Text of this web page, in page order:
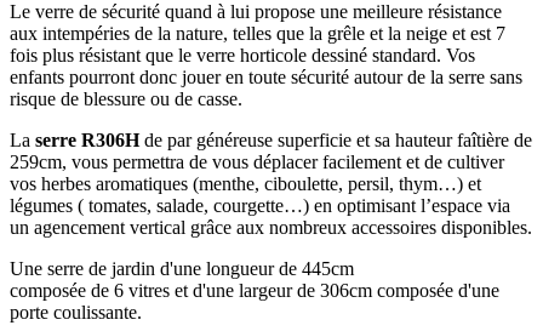
Le verre de sécurité quand à lui propose une meilleure résistance
aux intempéries de la nature, telles que la grêle et la neige et est 7
fois plus résistant que le verre horticole dessiné standard. Vos
enfants pourront donc jouer en toute sécurité autour de la serre sans
risque de blessure ou de casse.
La serre R306Hde par généreuse superficie et sa hauteur faîtière de
259cm, vous permettra de vous déplacer facilement et de cultiver
vos herbes aromatiques (menthe, ciboulette, persil, thym…) et
légumes ( tomates, salade, courgette…) en optimisant l’espace via
un agencement vertical grâce aux nombreux accessoires disponibles.
Une serre de jardin d'une longueur de 445cm
composée de 6 vitres et d'une largeur de 306cm composée d'une
porte coulissante.